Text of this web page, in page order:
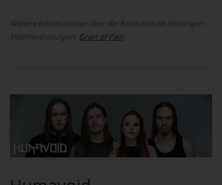
Weitere Informationen über die Band und die bisherigen
Veröffentlichungen: Grain of Pain